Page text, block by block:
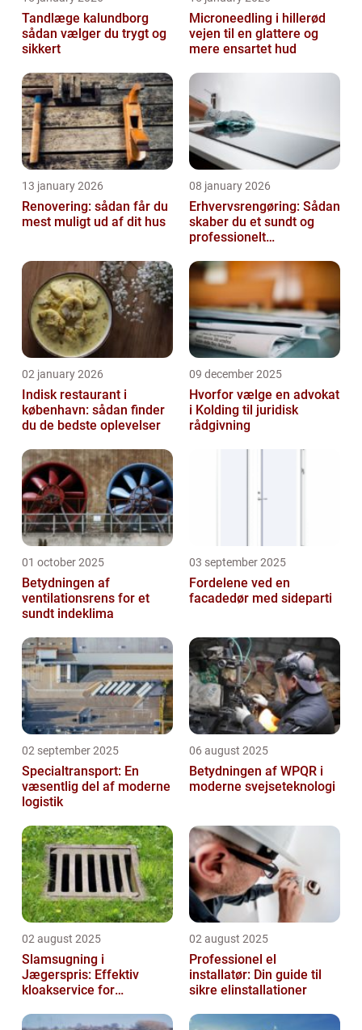
Tandlæge kalundborg
sådan vælger du trygt og
sikkert
Microneedling i hillerød
vejen til en glattere og
mere ensartet hud
13 january 2026
Renovering: sådan får du
mest muligt ud af dit hus
08 january 2026
Erhvervsrengøring: Sådan
skaber du et sundt og
professionelt
02 january 2026
Indisk restaurant i
københavn: sådan finder
du de bedste oplevelser
09 december 2025
Hvorfor vælge en advokat
i Kolding til juridisk
rådgivning
01 october 2025
Betydningen af
ventilationsrens for et
sundt indeklima
03 september 2025
Fordelene ved en
facadedør med sideparti
02 september 2025
Specialtransport: En
væsentlig del af moderne
logistik
06 august 2025
Betydningen af WPQR i
moderne svejseteknologi
02 august 2025
Slamsugning i
Jægerspris: Effektiv
kloakservice for
vedligeholdelse
02 august 2025
Professionel el
installatør: Din guide til
sikre elinstallationer